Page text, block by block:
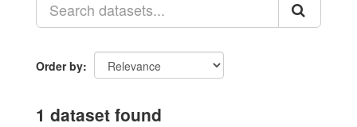
Order by
1 dataset found